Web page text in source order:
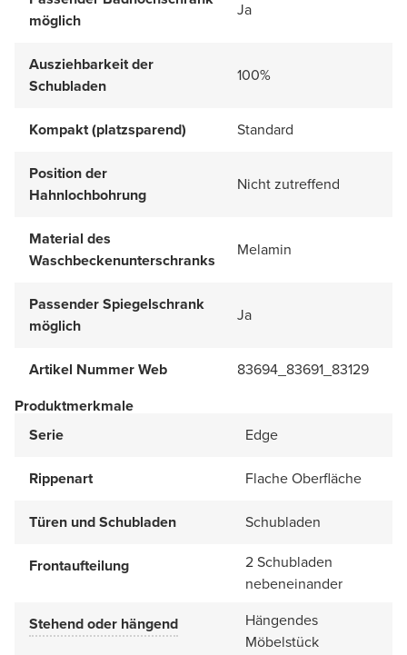
möglich
Ja
Ausziehbarkeit der
Schubladen
100%
Kompakt (platzsparend) Standard
Position der
Hahnlochbohrung
Nicht zutreffend
Material des
Waschbeckenunterschranks
Melamin
Passender Spiegelschrank
möglich
Ja
Artikel Nummer Web
83694_83691_83129
Produktmerkmale
Serie
Edge
Rippenart Flache Oberfläche
Türen und Schubladen Schubladen
Frontaufteilung
2 Schubladen
nebeneinander
Stehend oder hängend
Hängendes
Möbelstück